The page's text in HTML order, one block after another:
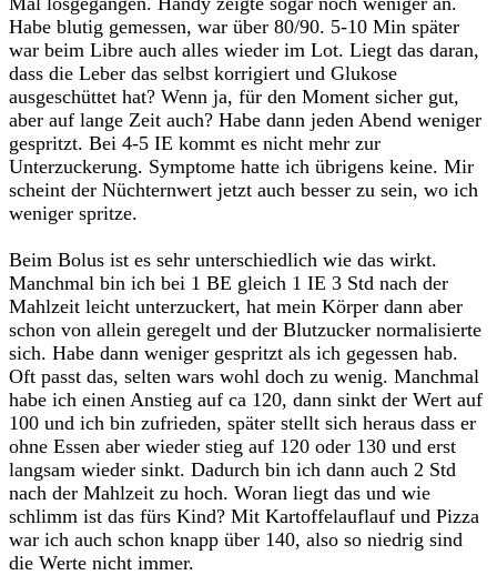
Habe blutig gemessen, war über 80/90. 5-10 Min später
war beim Libre auch alles wieder im Lot. Liegt das daran,
dass die Leber das selbst korrigiert und Glukose
ausgeschüttet hat? Wenn ja, für den Moment sicher gut,
aber auf lange Zeit auch? Habe dann jeden Abend weniger
gespritzt. Bei 4-5 IE kommt es nicht mehr zur
Unterzuckerung. Symptome hatte ich übrigens keine. Mir
scheint der Nüchternwert jetzt auch besser zu sein, wo ich
weniger spritze.
Beim Bolus ist es sehr unterschiedlich wie das wirkt.
Manchmal bin ich bei 1 BE gleich 1 IE 3 Std nach der
Mahlzeit leicht unterzuckert, hat mein Körper dann aber
schon von allein geregelt und der Blutzucker normalisierte
sich. Habe dann weniger gespritzt als ich gegessen hab.
Oft passt das, selten wars wohl doch zu wenig. Manchmal
habe ich einen Anstieg auf ca 120, dann sinkt der Wert auf
100 und ich bin zufrieden, später stellt sich heraus dass er
ohne Essen aber wieder stieg auf 120 oder 130 und erst
langsam wieder sinkt. Dadurch bin ich dann auch 2 Std
nach der Mahlzeit zu hoch. Woran liegt das und wie
schlimm ist das fürs Kind? Mit Kartoffelauflauf und Pizza
war ich auch schon knapp über 140, also so niedrig sind
die Werte nicht immer.